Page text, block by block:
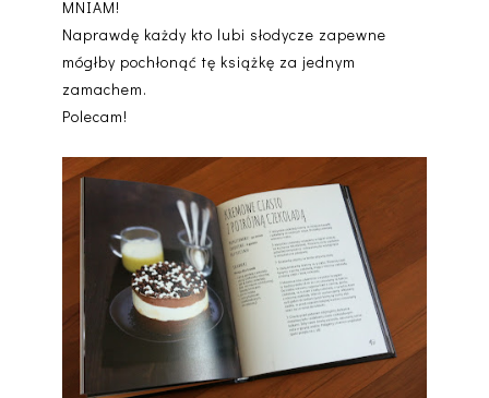
MNIAM!
Naprawdę każdy kto lubi słodycze zapewne
mógłby pochłonąć tę książkę za jednym
zamachem.
Polecam!